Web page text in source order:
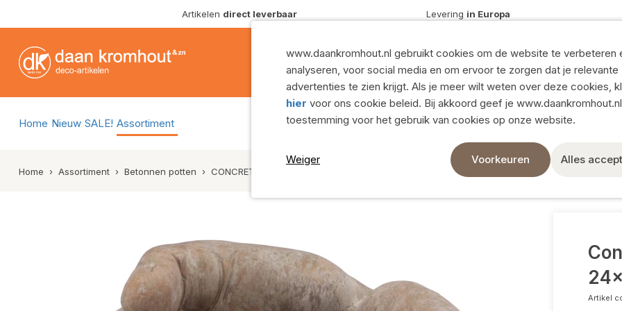
Artikelen direct leverbaar Levering in Europa
Snelle levering
8 moderne
Ik wil klant worden
Home Nieuw SALE! Assortiment
Oasis en steekschuim
Glazen vazen
Glazen potten
Glazen cilinders
Glazen flessen
Toon alles
Potterie
Zijdebloemen
Toon alles
Natuurlijke decoratie
Takken
Kransen
Home › Assortiment › Betonnen potten › CONCRETE SAINT GOLDEN HANDS 24X22X12CM
Artikel
www.daankromhout.nl gebruikt cookies om de website te verbeteren
analyseren, voor social media en om ervoor te zorgen dat je relevante
advertenties te zien krijgt. Als je meer wilt weten over deze cookies,
hier voor ons cookie beleid. Bij akkoord geef je www.daankromhout.nl
toestemming voor het gebruik van cookies op onze website.
Weiger Voorkeuren Alles